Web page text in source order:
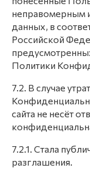
неправомерным
данных, в
Российской
Политики
7.2. В случае
сайта не несёт
7.2.1. Стала
разглашения.